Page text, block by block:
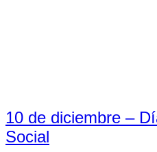
10 de diciembre –
Social